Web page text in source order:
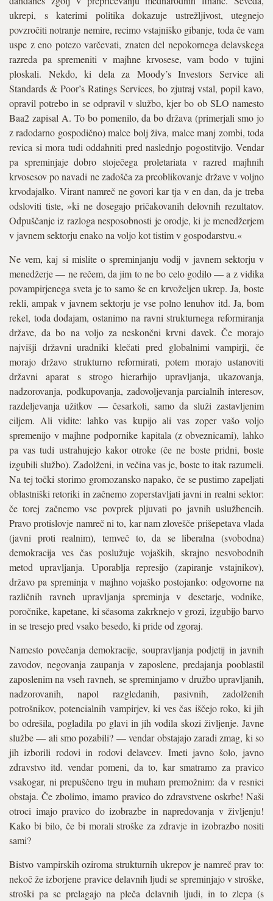
ukrepi, s katerimi politika dokazuje ustrežljivost, utegnejo
povzročiti notranje nemire, recimo vstajniško gibanje, toda če vam
uspe z eno potezo varčevati, znaten del nepokornega delavskega
razreda pa spremeniti v majhne krvosese, vam bodo v tujini
ploskali. Nekdo, ki dela za Moody’s Investors Service ali
Standards & Poor’s Ratings Services, bo zjutraj vstal, popil kavo,
opravil potrebo in se odpravil v službo, kjer bo ob SLO namesto
Baa2 zapisal A. To bo pomenilo, da bo država (primerjali smo jo
z radodarno gospodično) malce bolj živa, malce manj zombi, toda
revica si mora tudi oddahniti pred naslednjo pogostitvijo. Vendar
pa spreminjaje dobro stoječega proletariata v razred majhnih
krvosesov po navadi ne zadošča za preoblikovanje države v voljno
krvodajalko. Virant namreč ne govori kar tja v en dan, da je treba
odsloviti tiste, »ki ne dosegajo pričakovanih delovnih rezultatov.
Odpuščanje iz razloga nesposobnosti je orodje, ki je menedžerjem
v javnem sektorju enako na voljo kot tistim v gospodarstvu.«
Ne vem, kaj si mislite o spreminjanju vodij v javnem sektorju v
menedžerje — ne rečem, da jim to ne bo celo godilo — a z vidika
povampirjenega sveta je to samo še en krvoželjen ukrep. Ja, boste
rekli, ampak v javnem sektorju je vse polno lenuhov itd. Ja, bom
rekel, toda dodajam, ostanimo na ravni strukturnega reformiranja
države, da bo na voljo za neskončni krvni davek. Če morajo
najvišji državni uradniki klečati pred globalnimi vampirji, če
morajo državo strukturno reformirati, potem morajo ustanoviti
državni aparat s strogo hierarhijo upravljanja, ukazovanja,
nadzorovanja, podkupovanja, zadovoljevanja parcialnih interesov,
razdeljevanja užitkov — česarkoli, samo da služi zastavljenim
ciljem. Ali vidite: lahko vas kupijo ali vas zoper vašo voljo
spremenijo v majhne podpornike kapitala (z obveznicami), lahko
pa vas tudi ustrahujejo kakor otroke (če ne boste pridni, boste
izgubili službo). Zadolženi, in večina vas je, boste to itak razumeli.
Na tej točki storimo gromozansko napako, če se pustimo zapeljati
oblastniški retoriki in začnemo zoperstavljati javni in realni sektor:
če torej začnemo vse povprek pljuvati po javnih uslužbencih.
Pravo protislovje namreč ni to, kar nam zlovešče prišepetava vlada
(javni proti realnim), temveč to, da se liberalna (svobodna)
demokracija ves čas poslužuje vojaških, skrajno nesvobodnih
metod upravljanja. Uporablja represijo (zapiranje vstajnikov),
državo pa spreminja v majhno vojaško postojanko: odgovorne na
različnih ravneh upravljanja spreminja v desetarje, vodnike,
poročnike, kapetane, ki sčasoma zakrknejo v grozi, izgubijo barvo
in se tresejo pred vsako besedo, ki pride od zgoraj.
Namesto povečanja demokracije, soupravljanja podjetij in javnih
zavodov, negovanja zaupanja v zaposlene, predajanja pooblastil
zaposlenim na vseh ravneh, se spreminjamo v družbo upravljanih,
nadzorovanih, napol razgledanih, pasivnih, zadolženih
potrošnikov, potencialnih vampirjev, ki ves čas iščejo roko, ki jih
bo odrešila, pogladila po glavi in jih vodila skozi življenje. Javne
službe — ali smo pozabili? — vendar obstajajo zaradi zmag, ki so
jih izborili rodovi in rodovi delavcev. Imeti javno šolo, javno
zdravstvo itd. vendar pomeni, da to, kar smatramo za pravico
vsakogar, ni prepuščeno trgu in muham premožnim: da v resnici
obstaja. Če zbolimo, imamo pravico do zdravstvene oskrbe! Naši
otroci imajo pravico do izobrazbe in napredovanja v življenju!
Kako bi bilo, če bi morali stroške za zdravje in izobrazbo nositi
sami?
Bistvo vampirskih oziroma strukturnih ukrepov je namreč prav to:
nekoč že izborjene pravice delavnih ljudi se spreminjajo v stroške,
stroški pa se prelagajo na pleča delavnih ljudi, in to zlepa (s